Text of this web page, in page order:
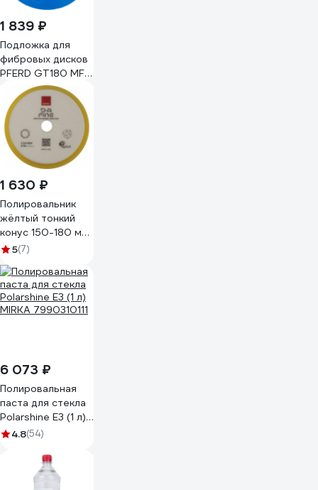
1 839 ₽
Подложка для
фибровых дисков
PFERD GT180 MF
M14 (668085)
44890060
1 630 ₽
Полировальник
жёлтый тонкий
конус 150-180 мм
/48 RUPES
5(7)
6 073 ₽
Полировальная
паста для стекла
Polarshine E3 (1 л)
MIRKA 7990310111
4.8(54)